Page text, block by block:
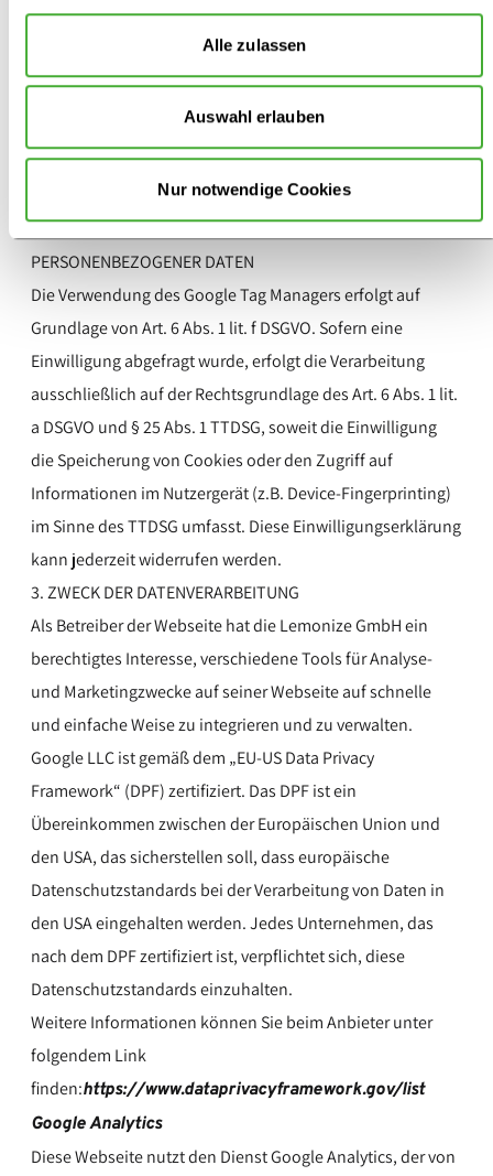
benötigen wir Ihre Zustimmung, die Sie jederzeit anpassen
oder widerrufen können.
Weitere Informationen finden Sie in unserer
Alle zulassen
Auswahl erlauben
Nur notwendige Cookies
über ihn integrierten Tools. Der Google Tag Manager
erfasst eine anonymisierte IP-Adresse und kann diese auch
an den Mutterkonzern von Google in den USA übermitteln.
2. RECHTSGRUNDLAGE FÜR DIE VERARBEITUNG
PERSONENBEZOGENER DATEN
Die Verwendung des Google Tag Managers erfolgt auf
Grundlage von Art. 6 Abs. 1 lit. f DSGVO. Sofern eine
Einwilligung abgefragt wurde, erfolgt die Verarbeitung
ausschließlich auf der Rechtsgrundlage des Art. 6 Abs. 1 lit.
a DSGVO und § 25 Abs. 1 TTDSG, soweit die Einwilligung
die Speicherung von Cookies oder den Zugriff auf
Informationen im Nutzergerät (z.B. Device-Fingerprinting)
im Sinne des TTDSG umfasst. Diese Einwilligungserklärung
kann jederzeit widerrufen werden.
3. ZWECK DER DATENVERARBEITUNG
Als Betreiber der Webseite hat die Lemonize GmbH ein
berechtigtes Interesse, verschiedene Tools für Analyse-
und Marketingzwecke auf seiner Webseite auf schnelle
und einfache Weise zu integrieren und zu verwalten.
Google LLC ist gemäß dem „EU-US Data Privacy
Framework“ (DPF) zertifiziert. Das DPF ist ein
Übereinkommen zwischen der Europäischen Union und
den USA, das sicherstellen soll, dass europäische
Datenschutzstandards bei der Verarbeitung von Daten in
den USA eingehalten werden. Jedes Unternehmen, das
nach dem DPF zertifiziert ist, verpflichtet sich, diese
Datenschutzstandards einzuhalten.
Weitere Informationen können Sie beim Anbieter unter
folgendem Link
finden:https://www.dataprivacyframework.gov/list
Google Analytics
Diese Webseite nutzt den Dienst Google Analytics, der von